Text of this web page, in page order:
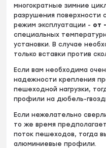
многократные зимние
разрушения поверхности
режим эксплуатации - от
специальных
установки. В случае
только вставки против
Если вам необходима
надежности крепления
пешеходной нагрузки,
профили на дюбель-
Если нежелательно
то же время
поток пешеходов, тогда
алюминиевые профили.